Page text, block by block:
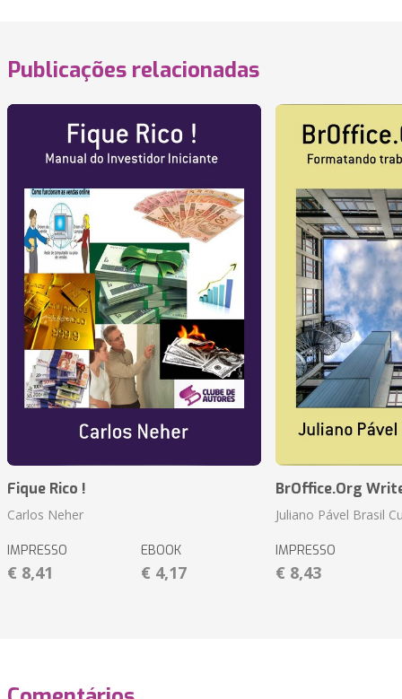
Publicações relacionadas
Fique Rico !
Carlos Neher
IMPRESSO
€ 8,41
EBOOK
€ 4,17
BrOffice.Org
Juliano Pável Brasil
IMPRESSO
€ 8,43